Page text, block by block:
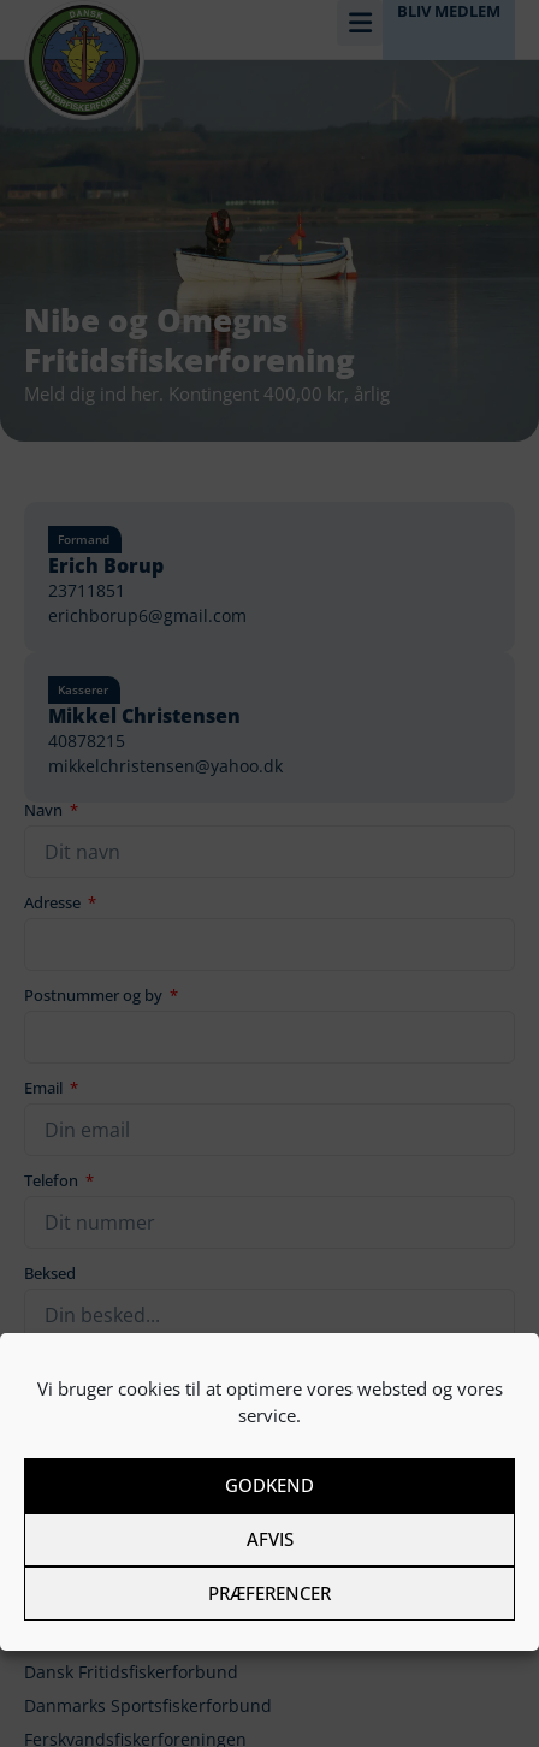
Vi bruger cookies til at optimere vores websted og vores
service.
GODKEND
AFVIS
PRÆFERENCER
BLIV MEDLEM
Nibe og Omegns
Fritidsfiskerforening
Meld dig ind her. Kontingent 400,00 kr, årlig
Formand
Erich Borup
23711851
erichborup6@gmail.com
Kasserer
Mikkel Christensen
40878215
mikkelchristensen@yahoo.dk
Navn
Adresse
Postnummer og by
Email
Telefon
Beksed
TILMELD
Nyttige links
Dansk Fritidsfiskerforbund
Danmarks Sportsfiskerforbund
Ferskvandsfiskerforeningen